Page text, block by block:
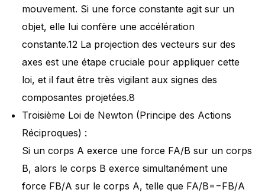
mouvement. Si une force constante agit sur un
objet, elle lui confère une accélération
constante.12 La projection des vecteurs sur des
axes est une étape cruciale pour appliquer cette
loi, et il faut être très vigilant aux signes des
composantes projetées.8
Troisième Loi de Newton (Principe des Actions
Réciproques) :
Si un corps A exerce une force FA/B​ sur un corps
B, alors le corps B exerce simultanément une
force FB/A​ sur le corps A, telle que FA/B​=−FB/A​